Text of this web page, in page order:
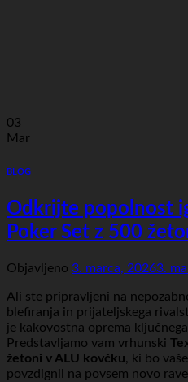
03
Mar
BLOG
Odkrijte popolnost
Poker Set z 500
Objavljeno 3. marca, 20263.
Ali ste pripravljeni na
blefiranja in prijateljskega
je kakovostna oprema
Predstavljamo vam vrhunski
žetoni v ALU kovčku, ki bo
povzdignil na povsem novo